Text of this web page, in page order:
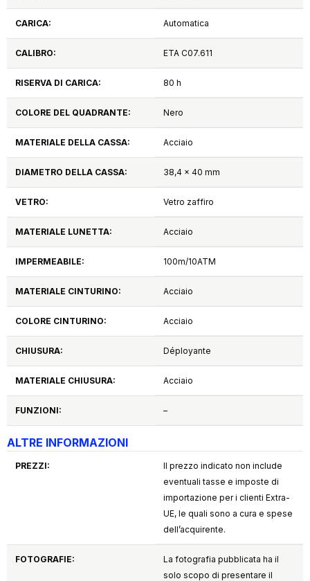
CARICA: Automatica
CALIBRO: ETA C07.611
RISERVA DI CARICA: 80 h
COLORE DEL QUADRANTE: Nero
MATERIALE DELLA CASSA: Acciaio
DIAMETRO DELLA CASSA: 38,4 x 40 mm
VETRO: Vetro zaffiro
MATERIALE LUNETTA: Acciaio
IMPERMEABILE: 100m/10ATM
MATERIALE CINTURINO: Acciaio
COLORE CINTURINO: Acciaio
CHIUSURA: Déployante
MATERIALE CHIUSURA: Acciaio
FUNZIONI: –
ALTRE INFORMAZIONI
PREZZI:
Il prezzo indicato non include
eventuali tasse e imposte di
importazione per i clienti Extra-
UE, le quali sono a cura e spese
dell’acquirente.
FOTOGRAFIE:
La fotografia pubblicata ha il
solo scopo di presentare il